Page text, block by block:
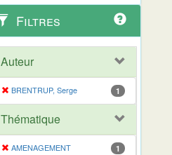
Filtres
Auteur
BRENTRUP, Serge 1
Thématique
AMENAGEMENT
1